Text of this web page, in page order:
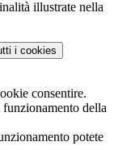
illustrate nella
i cookies
consentire.
della
potete